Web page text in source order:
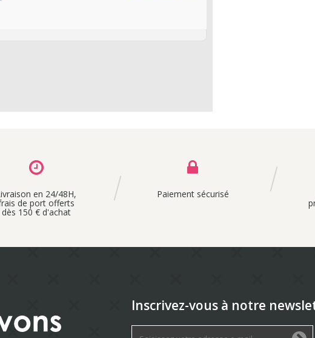
en 24/48H,
de port offerts
dès 150 € d'achat
Paiement sécurisé
Inscrivez-vous à notre